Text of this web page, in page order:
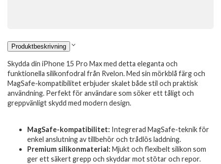
Produktbeskrivning
Skydda din iPhone 15 Pro Max med detta eleganta och
funktionella silikonfodral från Rvelon. Med sin mörkblå färg och
MagSafe-kompatibilitet erbjuder skalet både stil och praktisk
användning. Perfekt för användare som söker ett tåligt och
greppvänligt skydd med modern design.
MagSafe-kompatibilitet: Integrerad MagSafe-teknik för
enkel anslutning av tillbehör och trådlös laddning.
Premium silikonmaterial: Mjukt och flexibelt silikon som
ger ett säkert grepp och skyddar mot stötar och repor.